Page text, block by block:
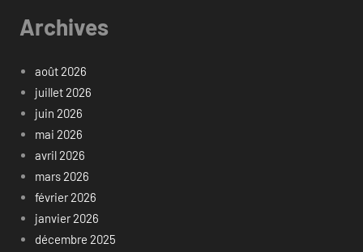
Archives
août 2026
juillet 2026
juin 2026
mai 2026
avril 2026
mars 2026
février 2026
janvier 2026
décembre 2025